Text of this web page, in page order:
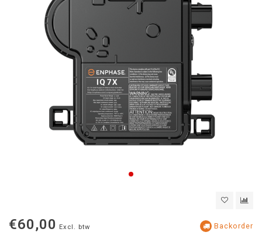
€60,00 Excl. btw Backorder